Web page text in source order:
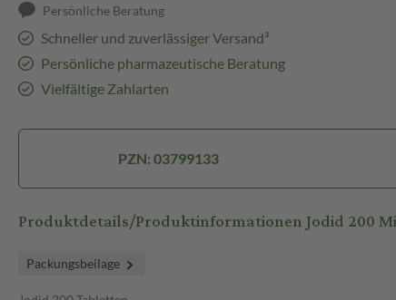
Persönliche Beratung
Schneller und zuverlässiger Versand³
Persönliche pharmazeutische Beratung
Vielfältige Zahlarten
PZN: 03799133
Produktdetails/Produktinformationen Jodid 200
Packungsbeilage